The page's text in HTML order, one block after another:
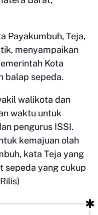
Payakumbuh, Teja,
menyampaikan
Kota
balap sepeda.
walikota dan
waktu untuk
pengurus ISSI.
kemajuan olah
kata Teja yang
sepeda yang cukup